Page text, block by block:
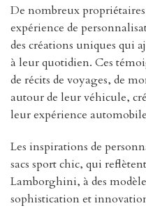
De nombreux
expérience de
des créations uniques qui
à leur quotidien. Ces
de récits de voyages, de
autour de leur véhicule,
leur expérience
Les inspirations de
sacs sport chic, qui
Lamborghini, à des
sophistication et